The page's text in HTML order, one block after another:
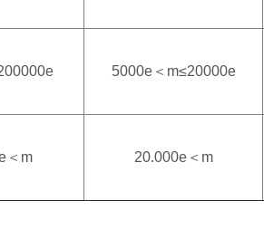
5000e＜m≤20000e
＜m 20.000e＜m